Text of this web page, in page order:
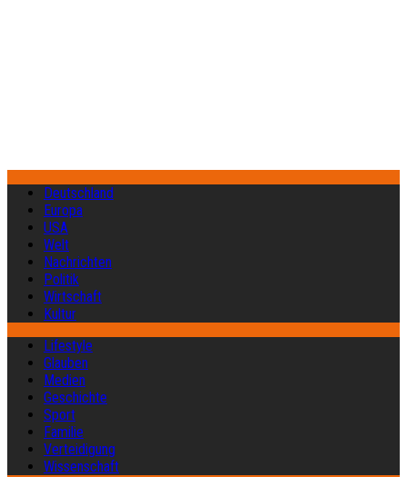
Deutschland
Europa
USA
Welt
Nachrichten
Politik
Wirtschaft
Kultur
Lifestyle
Glauben
Medien
Geschichte
Sport
Familie
Verteidigung
Wissenschaft